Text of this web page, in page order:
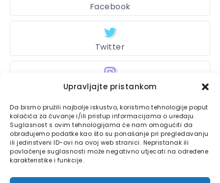
Upravljajte pristankom
Da bismo pružili najbolje iskustvo, koristimo tehnologije poput
kolačića za čuvanje i/ili pristup informacijama o uređaju.
Suglasnost s ovim tehnologijama će nam omogućiti da
obrađujemo podatke kao što su ponašanje pri pregledavanju
ili jedinstveni ID-ovi na ovoj web stranici. Nepristanak ili
povlačenje suglasnosti može negativno utjecati na određene
karakteristike i funkcije.
Facebook
Twitter
Instagram
Bajtbox
Linkovi
Kontaktirajte nas
Bajtbox koristi
usluge.